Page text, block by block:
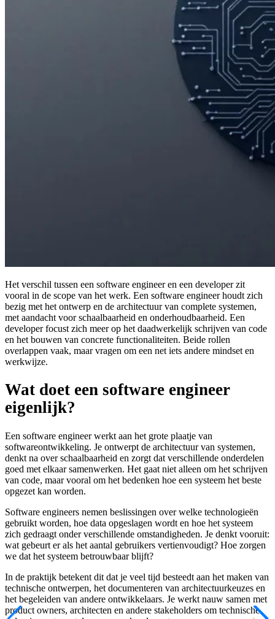
Het verschil tussen een software engineer en een developer zit
vooral in de scope van het werk. Een software engineer houdt zich
bezig met het ontwerp en de architectuur van complete systemen,
met aandacht voor schaalbaarheid en onderhoudbaarheid. Een
developer focust zich meer op het daadwerkelijk schrijven van code
en het bouwen van concrete functionaliteiten. Beide rollen
overlappen vaak, maar vragen om een net iets andere mindset en
werkwijze.
Wat doet een software engineer
eigenlijk?
Een software engineer werkt aan het grote plaatje van
softwareontwikkeling. Je ontwerpt de architectuur van systemen,
denkt na over schaalbaarheid en zorgt dat verschillende onderdelen
goed met elkaar samenwerken. Het gaat niet alleen om het schrijven
van code, maar vooral om het bedenken hoe een systeem het beste
opgezet kan worden.
Software engineers nemen beslissingen over welke technologieën
gebruikt worden, hoe data opgeslagen wordt en hoe het systeem
zich gedraagt onder verschillende omstandigheden. Je denkt vooruit:
wat gebeurt er als het aantal gebruikers vertienvoudigt? Hoe zorgen
we dat het systeem betrouwbaar blijft?
In de praktijk betekent dit dat je veel tijd besteedt aan het maken van
technische ontwerpen, het documenteren van architectuurkeuzes en
het begeleiden van andere ontwikkelaars. Je werkt nauw samen met
product owners, architecten en andere stakeholders om technische